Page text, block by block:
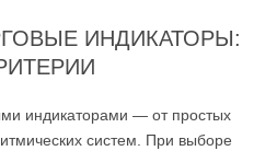
ИНДИКАТОРЫ:
индикаторами — от простых
систем. При выборе